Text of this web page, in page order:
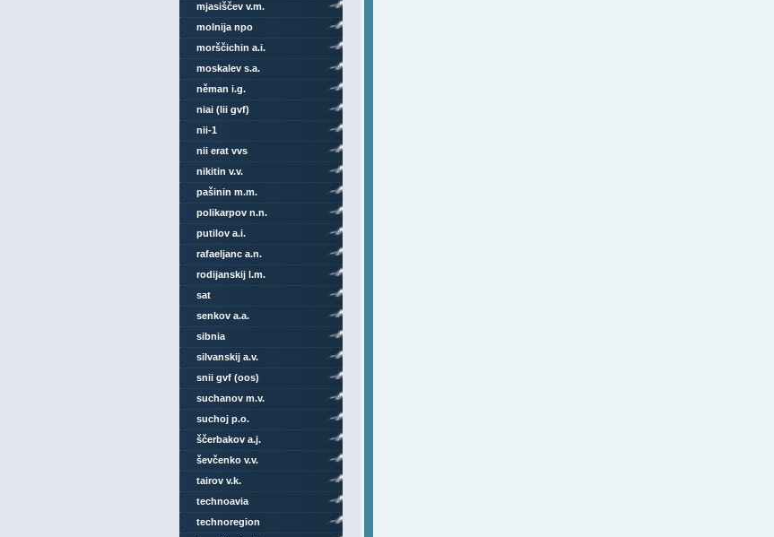
mjasiščev v.m.
molnija npo
morščichin a.i.
moskalev s.a.
něman i.g.
niai (lii gvf)
nii-1
nii erat vvs
nikitin v.v.
pašinin m.m.
polikarpov n.n.
putilov a.i.
rafaeljanc a.n.
rodijanskij l.m.
sat
senkov a.a.
sibnia
silvanskij a.v.
snii gvf (oos)
suchanov m.v.
suchoj p.o.
ščerbakov a.j.
ševčenko v.v.
tairov v.k.
technoavia
technoregion